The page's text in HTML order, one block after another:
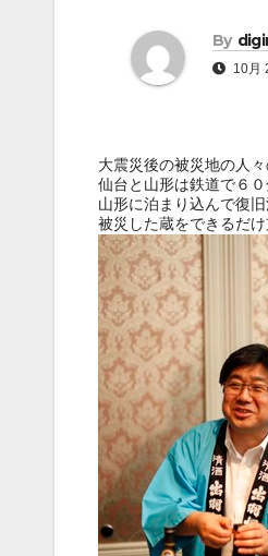
By
10月
大震災後の被災地の人
仙台と山形は鉄道で６０
山形に泊まり込んで復
被災した蔵をできるだ